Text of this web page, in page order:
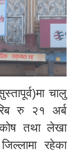
चालु
रु २१ अर्ब
तथा लेखा
रहेका